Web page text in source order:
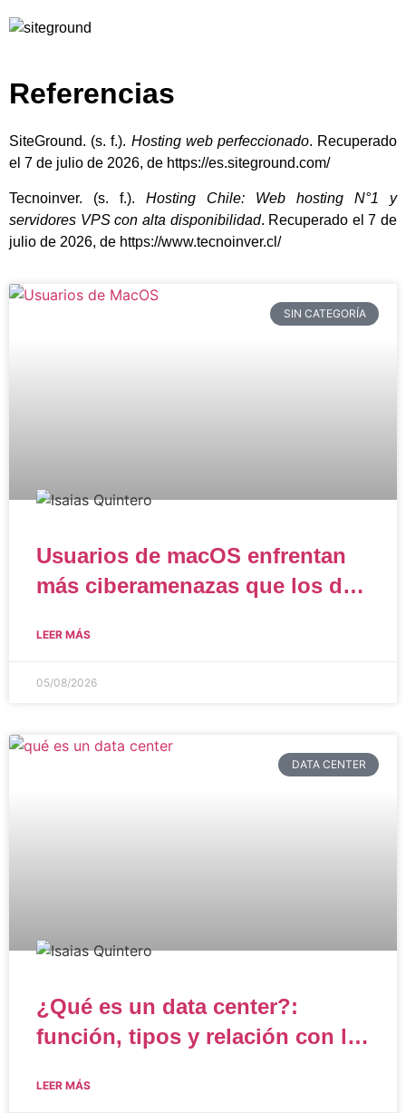
Referencias
SiteGround. (s. f.). Hosting web perfeccionado. Recuperado
el 7 de julio de 2026, de https://es.siteground.com/
Tecnoinver. (s. f.). Hosting Chile: Web hosting N°1 y
servidores VPS con alta disponibilidad. Recuperado el 7 de
julio de 2026, de https://www.tecnoinver.cl/
SIN CATEGORÍA
Usuarios de macOS enfrentan
más ciberamenazas que los de
LEER MÁS
05/08/2026
DATA CENTER
¿Qué es un data center?:
función, tipos y relación con la
LEER MÁS